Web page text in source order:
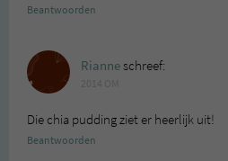
Beantwoorden
Rianneschreef:
Die chia pudding ziet er heerlijk uit!
Beantwoorden